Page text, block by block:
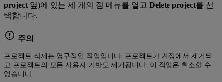
project 옆)에 있는 세 개의 점 메뉴를 열고 Delete project를 선
택합니다.
주의
프로젝트 삭제는 영구적인 작업입니다. 프로젝트가 계정에서 제거되
고 프로젝트의 모든 사용자 기반도 제거됩니다. 이 작업은 취소할 수
없습니다.